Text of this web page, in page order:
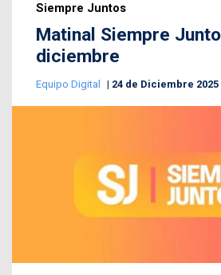
Siempre Juntos
Matinal Siempre
diciembre
Equipo Digital 24 de Diciembre 2025